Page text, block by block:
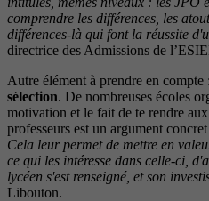
comprendre les différences, les
différences-là qui font la réussite
directrice des Admissions de
Autre élément à prendre en compte
sélection. De nombreuses écoles
motivation et le fait de te rendre
professeurs est un argument
Cela leur permet de mettre en
ce qui les intéresse dans celle-ci,
lycéen s'est renseigné, et son
Libouton.